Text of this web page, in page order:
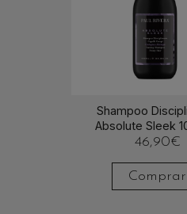
Shampoo
Absolute Sleek
46,90€
Comprar